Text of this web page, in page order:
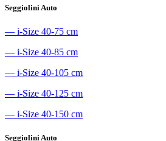
Seggiolini Auto
― i-Size 40-75 cm
― i-Size 40-85 cm
― i-Size 40-105 cm
― i-Size 40-125 cm
― i-Size 40-150 cm
Seggiolini Auto